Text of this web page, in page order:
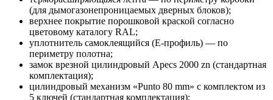
(для дымогазонепроницаемых дверных блоков);
верхнее покрытие порошковой краской согласно
цветовому каталогу RAL;
уплотнитель самоклеящийся (E-профиль) — по
периметру полотна;
замок врезной цилиндровый Apecs 2000 zn (стандартная
комплектация);
цилиндровый механизм «Punto 80 mm» с комплектом из
5 ключей (стандартная комплектация);